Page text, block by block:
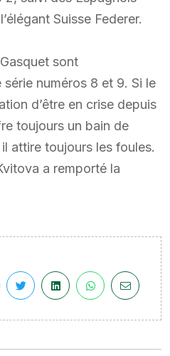
Suisse Federer.
sont
numéros 8 et 9. Si le
d’être en crise depuis
toujours un bain de
attire toujours les foules.
a remporté la